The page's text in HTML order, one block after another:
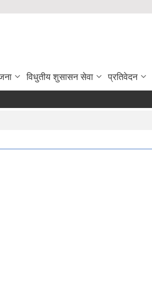
विधुतीय शुसासन सेवा प्रतिवेदन